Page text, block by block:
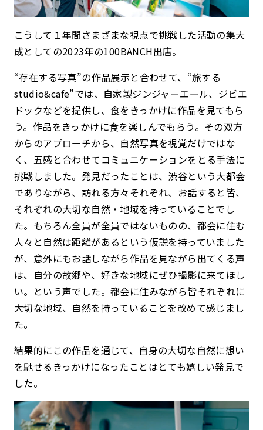
こうして１年間さまざまな視点で挑戦した活動の集大
成としての2023年の100BANCH出店。
“存在する写真”の作品展示と合わせて、 “旅する
studio&cafe”では、自家製ジンジャーエール、ジビエ
ドックなどを提供し、食をきっかけに作品を見てもら
う。作品をきっかけに食を楽しんでもらう。その双方
からのアプローチから、自然写真を視覚だけではな
く、五感と合わせてコミュニケーションをとる手法に
挑戦しました。発見だったことは、渋谷という大都会
でありながら、訪れる方々それぞれ、お話すると皆、
それぞれの大切な自然・地域を持っていることでし
た。もちろん全員が全員ではないものの、都会に住む
人々と自然は距離があるという仮説を持っていました
が、意外にもお話しながら作品を見ながら出てくる声
は、自分の故郷や、好きな地域にぜひ撮影に来てほし
い。という声でした。都会に住みながら皆それぞれに
大切な地域、自然を持っていることを改めて感じまし
た。
結果的にこの作品を通じて、自身の大切な自然に想い
を馳せるきっかけになったことはとても嬉しい発見で
した。